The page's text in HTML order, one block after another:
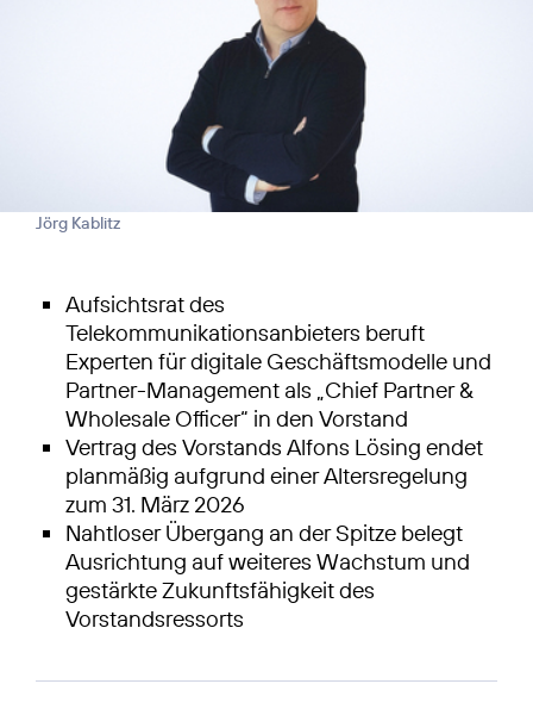
Jörg Kablitz
Aufsichtsrat des
Telekommunikationsanbieters beruft
Experten für digitale Geschäftsmodelle und
Partner-Management als „Chief Partner &
Wholesale Officer“ in den Vorstand
Vertrag des Vorstands Alfons Lösing endet
planmäßig aufgrund einer Altersregelung
zum 31. März 2026
Nahtloser Übergang an der Spitze belegt
Ausrichtung auf weiteres Wachstum und
gestärkte Zukunftsfähigkeit des
Vorstandsressorts